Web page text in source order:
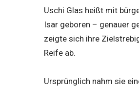
Uschi Glas heißt mit
Isar geboren – genauer
zeigte sich ihre
Reife ab.
Ursprünglich nahm sie